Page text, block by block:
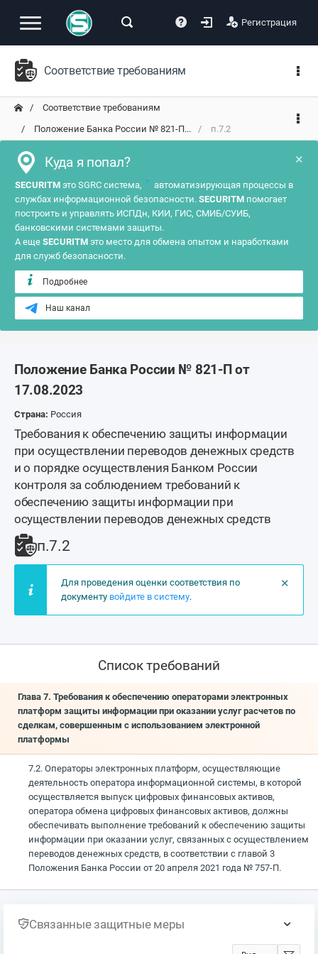
Регистрация
Соответствие требованиям
Соответствие требованиям
Положение Банка России № 821-П...
п.7.2
×
Куда я попал?
SECURITM это SGRC система, ?
автоматизирующая процессы в
службах информационной безопасности. SECURITM помогает
построить и управлять ИСПДн, КИИ, ГИС, СМИБ/СУИБ,
банковскими системами защиты.
А еще SECURITM это место для обмена опытом и наработками
для служб безопасности.
Подробнее
Наш канал
Положение Банка России № 821-П от
17.08.2023
Страна: Россия
Требования к обеспечению защиты информации
при осуществлении переводов денежных средств
и о порядке осуществления Банком России
контроля за соблюдением требований к
обеспечению защиты информации при
осуществлении переводов денежных средств
п.7.2
×
Для проведения оценки соответствия по
документу войдите в систему.
Список требований
Глава 7. Требования к обеспечению операторами электронных
платформ защиты информации при оказании услуг расчетов по
сделкам, совершенным с использованием электронной
платформы
7.2. Операторы электронных платформ, осуществляющие
деятельность оператора информационной системы, в которой
осуществляется выпуск цифровых финансовых активов,
оператора обмена цифровых финансовых активов, должны
обеспечивать выполнение требований к обеспечению защиты
информации при оказании услуг, связанных с осуществлением
переводов денежных средств, в соответствии с главой 3
Положения Банка России от 20 апреля 2021 года № 757-П.
Связанные защитные меры